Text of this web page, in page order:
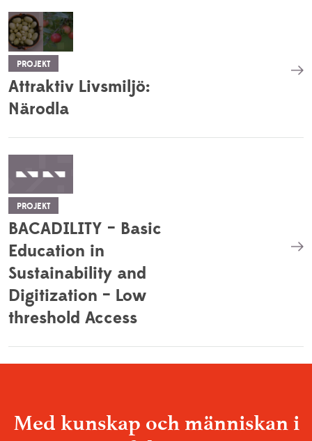
PROJEKT
Attraktiv Livsmiljö:
Närodla
PROJEKT
BACADILITY – Basic
Education in
Sustainability and
Digitization – Low
threshold Access
Med kunskap och människan i